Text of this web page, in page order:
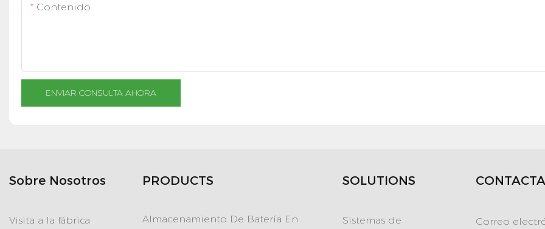
Contenido
ENVIAR CONSULTA AHORA
Sobre Nosotros
Visita a la fábrica
PRODUCTS
Almacenamiento De Batería En
SOLUTIONS
Sistemas de
Correo